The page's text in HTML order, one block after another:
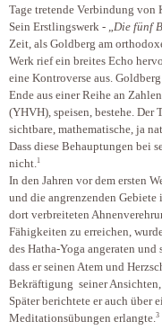
Tage tretende Verbindung von
Sein Erstlingswerk - „Die fünf
Zeit, als Goldberg am
Werk rief ein breites Echo
eine Kontroverse aus.
Ende aus einer Reihe an
(YHVH), speisen, bestehe.
sichtbare, mathematische, ja
Dass diese Behauptungen bei
nicht.1
In den Jahren vor dem ersten
und die angrenzenden
dort verbreiteten
Fähigkeiten zu erreichen,
des Hatha-Yoga angeraten
dass er seinen Atem und
Bekräftigung seiner
Später berichtete er auch über
Meditationsübungen erlangte. 3